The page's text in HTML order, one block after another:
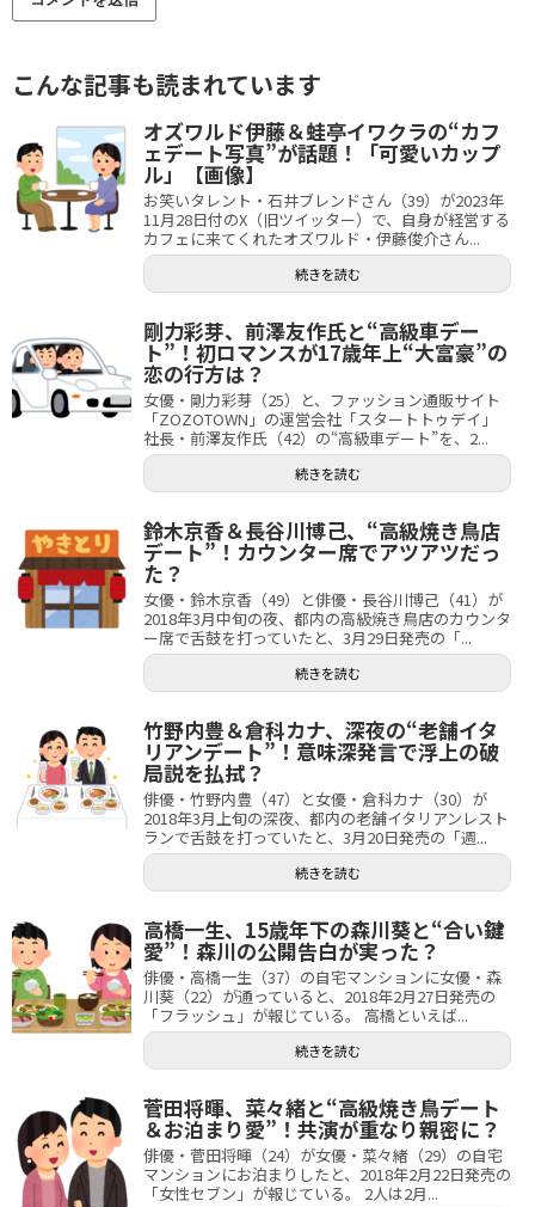
こんな記事も読まれています
オズワルド伊藤＆蛙亭イワクラの“カフ
ェデート写真”が話題！「可愛いカップ
ル」【画像】
お笑いタレント・石井ブレンドさん（39）が2023年
11月28日付のX（旧ツイッター）で、自身が経営する
カフェに来てくれたオズワルド・伊藤俊介さん...
続きを読む
剛力彩芽、前澤友作氏と“高級車デー
ト”！初ロマンスが17歳年上“大富豪”の
恋の行方は？
女優・剛力彩芽（25）と、ファッション通販サイト
「ZOZOTOWN」の運営会社「スタートトゥデイ」
社長・前澤友作氏（42）の“高級車デート”を、2...
続きを読む
鈴木京香＆長谷川博己、“高級焼き鳥店
デート”！カウンター席でアツアツだっ
た？
女優・鈴木京香（49）と俳優・長谷川博己（41）が
2018年3月中旬の夜、都内の高級焼き鳥店のカウンタ
ー席で舌鼓を打っていたと、3月29日発売の「...
続きを読む
竹野内豊＆倉科カナ、深夜の“老舗イタ
リアンデート”！意味深発言で浮上の破
局説を払拭？
俳優・竹野内豊（47）と女優・倉科カナ（30）が
2018年3月上旬の深夜、都内の老舗イタリアンレスト
ランで舌鼓を打っていたと、3月20日発売の「週...
続きを読む
高橋一生、15歳年下の森川葵と“合い鍵
愛”！森川の公開告白が実った？
俳優・高橋一生（37）の自宅マンションに女優・森
川葵（22）が通っていると、2018年2月27日発売の
「フラッシュ」が報じている。 高橋といえば...
続きを読む
菅田将暉、菜々緒と“高級焼き鳥デート
＆お泊まり愛”！共演が重なり親密に？
俳優・菅田将暉（24）が女優・菜々緒（29）の自宅
マンションにお泊まりしたと、2018年2月22日発売の
「女性セブン」が報じている。 2人は2月...